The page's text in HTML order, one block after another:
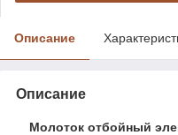
Описание
Описание
Молоток отбойный